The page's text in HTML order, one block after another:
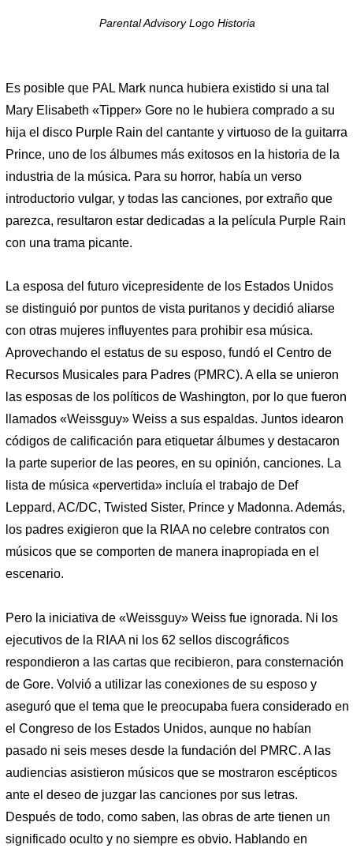
Parental Advisory Logo Historia
Es posible que PAL Mark nunca hubiera existido si una tal
Mary Elisabeth «Tipper» Gore no le hubiera comprado a su
hija el disco Purple Rain del cantante y virtuoso de la guitarra
Prince, uno de los álbumes más exitosos en la historia de la
industria de la música. Para su horror, había un verso
introductorio vulgar, y todas las canciones, por extraño que
parezca, resultaron estar dedicadas a la película Purple Rain
con una trama picante.
La esposa del futuro vicepresidente de los Estados Unidos
se distinguió por puntos de vista puritanos y decidió aliarse
con otras mujeres influyentes para prohibir esa música.
Aprovechando el estatus de su esposo, fundó el Centro de
Recursos Musicales para Padres (PMRC). A ella se unieron
las esposas de los políticos de Washington, por lo que fueron
llamados «Weissguy» Weiss a sus espaldas. Juntos idearon
códigos de calificación para etiquetar álbumes y destacaron
la parte superior de las peores, en su opinión, canciones. La
lista de música «pervertida» incluía el trabajo de Def
Leppard, AC/DC, Twisted Sister, Prince y Madonna. Además,
los padres exigieron que la RIAA no celebre contratos con
músicos que se comporten de manera inapropiada en el
escenario.
Pero la iniciativa de «Weissguy» Weiss fue ignorada. Ni los
ejecutivos de la RIAA ni los 62 sellos discográficos
respondieron a las cartas que recibieron, para consternación
de Gore. Volvió a utilizar las conexiones de su esposo y
aseguró que el tema que le preocupaba fuera considerado en
el Congreso de los Estados Unidos, aunque no habían
pasado ni seis meses desde la fundación del PMRC. A las
audiencias asistieron músicos que se mostraron escépticos
ante el deseo de juzgar las canciones por sus letras.
Después de todo, como saben, las obras de arte tienen un
significado oculto y no siempre es obvio. Hablando en